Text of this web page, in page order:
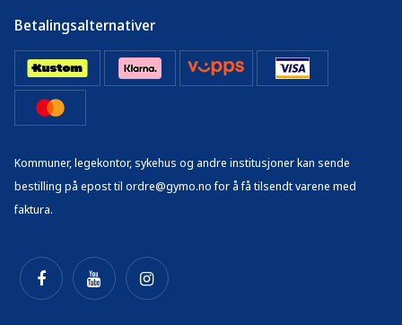
Betalingsalternativer
Kommuner, legekontor, sykehus og andre institusjoner kan sende
bestilling på epost til ordre@gymo.no for å få tilsendt varene med
faktura.